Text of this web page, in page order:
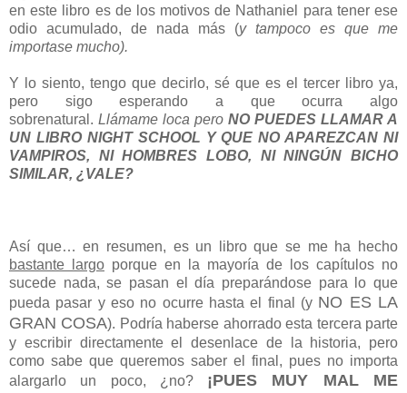
en este libro es de los motivos de Nathaniel para tener ese
odio acumulado, de nada más (y tampoco es que me
importase mucho).
Y lo siento, tengo que decirlo, sé que es el tercer libro ya,
pero sigo esperando a que ocurra algo
sobrenatural. Llámame loca pero NO PUEDES LLAMAR A
UN LIBRO NIGHT SCHOOL Y QUE NO APAREZCAN NI
VAMPIROS, NI HOMBRES LOBO, NI NINGÚN BICHO
SIMILAR, ¿VALE?
Así que… en resumen, es un libro que se me ha hecho
bastante largo porque en la mayoría de los capítulos no
sucede nada, se pasan el día preparándose para lo que
pueda pasar y eso no ocurre hasta el final (y NO ES LA
GRAN COSA). Podría haberse ahorrado esta tercera parte
y escribir directamente el desenlace de la historia, pero
como sabe que queremos saber el final, pues no importa
alargarlo un poco, ¿no? ¡PUES MUY MAL ME